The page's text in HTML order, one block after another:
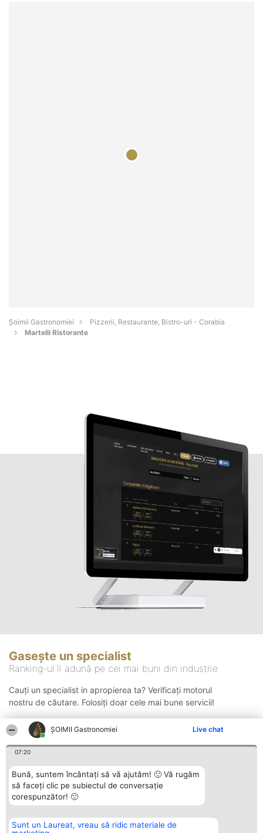
ȘOIMII Gastronomiei Live chat
07:20
Bună, suntem încântați să vă ajutăm! 🙂 Vă rugăm
să faceți clic pe subiectul de conversație
corespunzător! 🙂
Sunt un Laureat, vreau să ridic materiale de
Șoimii Gastronomiei
Pizzerii, Restaurante, Bistro-uri - Corabia
Martelli Ristorante
Gasește un specialist
Ranking-ul îi adună pe cei mai buni din industrie
Cauți un specialist in apropierea ta? Verificați motorul
nostru de căutare. Folosiți doar cele mai bune servicii!
Organizator Ranking Plebiscyt Contact